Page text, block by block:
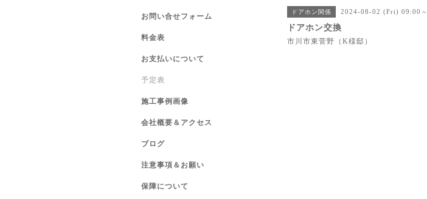
ドアホン関係 2024-08-02 (Fri) 09:00～
ドアホン交換
市川市東菅野（K様邸）
お問い合せフォーム
料金表
お支払いについて
予定表
施工事例画像
会社概要＆アクセス
ブログ
注意事項＆お願い
保障について